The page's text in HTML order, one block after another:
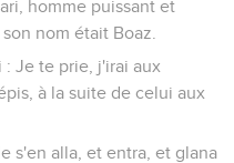
homme puissant et
nom était Boaz.
: Je te prie, j'irai aux
à la suite de celui aux
s'en alla, et entra, et glana